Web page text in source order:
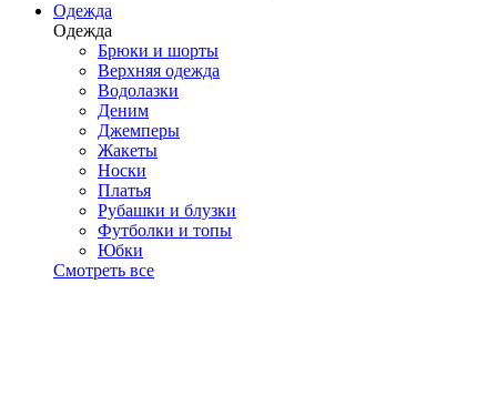
Одежда
Одежда
Брюки и шорты
Верхняя одежда
Водолазки
Деним
Джемперы
Жакеты
Носки
Платья
Рубашки и блузки
Футболки и топы
Юбки
Смотреть все